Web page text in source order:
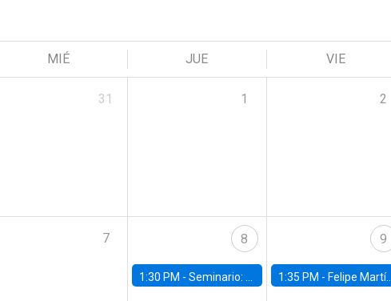
MIÉ JUE VIE
31 1 2
7 8
1:30 PM -Seminario: “Recuperando la humanidad para progresar en la era de la IA»
9
1:35 PM - Felipe Martínez, alumno Doctorado en Economía UC